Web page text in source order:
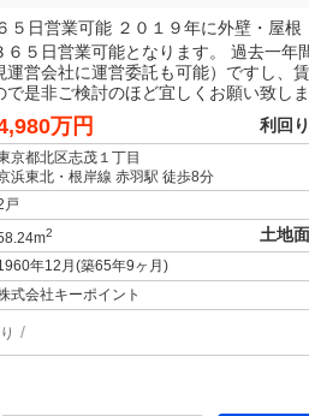
日営業可能 ２０１９年に外壁・屋根
５日営業可能となります。 過去一年
営会社に運営委託も可能）ですし、
是非ご検討のほど宜しくお願い致しま
万円 利回り
京都北区志茂１丁目
浜東北・根岸線 赤羽駅 徒歩8分
戸
2 土地
年12月(築65年9ヶ月)
式会社キーポイント